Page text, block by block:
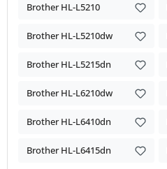
Brother HL-L5210
Brother HL-L5210dw
Brother HL-L5215dn
Brother HL-L6210dw
Brother HL-L6410dn
Brother HL-L6415dn